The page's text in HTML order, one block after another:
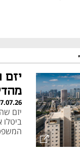
לאירועי רעידות
בקידום פיתוח עירוני
פעולה: תמ"א 38/1 ותמ"א